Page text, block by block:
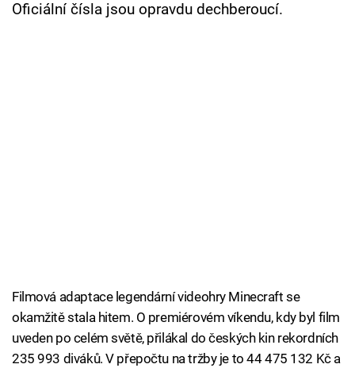
Oficiální čísla jsou opravdu dechberoucí.
Filmová adaptace legendární videohry Minecraft se
okamžitě stala hitem. O premiérovém víkendu, kdy byl film
uveden po celém světě, přilákal do českých kin rekordních
235 993 diváků. V přepočtu na tržby je to 44 475 132 Kč a